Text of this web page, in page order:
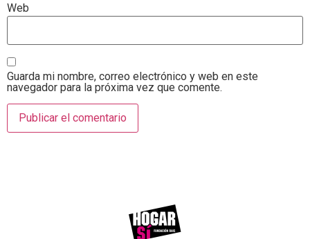
Web
Guarda mi nombre, correo electrónico y web en este
navegador para la próxima vez que comente.